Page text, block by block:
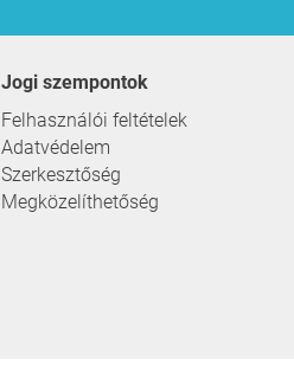
Jogi szempontok
Felhasználói feltételek
Adatvédelem
Szerkesztőség
Megközelíthetőség